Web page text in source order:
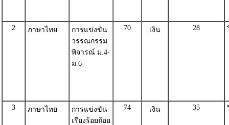
2 ภาษาไทย
การแข่งขัน
วรรณกรรม
พิจารณ์ ม.4-
ม.6
70 เงิน 28
3 ภาษาไทย
การแข่งขัน
เรียงร้อยถ้อย
74 เงิน 35